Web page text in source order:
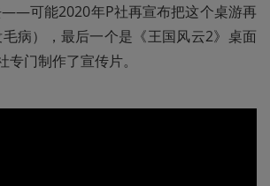
可能2020年P社再宣布把这个桌游再
病），最后一个是《王国风云2》桌面
门制作了宣传片。